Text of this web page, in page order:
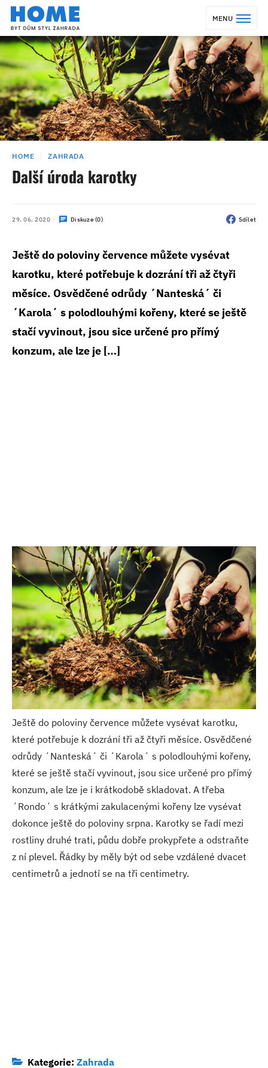
MENU
HOME ZAHRADA
Další úroda karotky
29. 06. 2020 Diskuze (0) Sdílet
Ještě do poloviny července můžete vysévat
karotku, které potřebuje k dozrání tři až čtyři
měsíce. Osvědčené odrůdy ´Nanteská´ či
´Karola´ s polodlouhými kořeny, které se ještě
stačí vyvinout, jsou sice určené pro přímý
konzum, ale lze je […]
Ještě do poloviny července můžete vysévat karotku,
které potřebuje k dozrání tři až čtyři měsíce. Osvědčené
odrůdy ´Nanteská´ či ´Karola´ s polodlouhými kořeny,
které se ještě stačí vyvinout, jsou sice určené pro přímý
konzum, ale lze je i krátkodobě skladovat. A třeba
´Rondo´ s krátkými zakulacenými kořeny lze vysévat
dokonce ještě do poloviny srpna. Karotky se řadí mezi
rostliny druhé trati, půdu dobře prokypřete a odstraňte
z ní plevel. Řádky by měly být od sebe vzdálené dvacet
centimetrů a jednotí se na tři centimetry.
Kategorie: Zahrada